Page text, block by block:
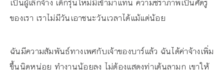
เป็นผู้เลิกจ้าง เด็กรุ่นใหม่มีเข้ามาแทน ความชราภาพเป็นศัตรู
ของเรา เราไม่มีวันเอาชนะวันเวลาได้แม้แต่น้อย
ฉันมีความสัมพันธ์ทางเพศกับเจ้าของบาร์แล้ว ฉันได้ค่าจ้างเพิ่ม
ขึ้นนิดหน่อย ทำงานน้อยลง ไม่ต้องแสดงท่าเต้นลามก เขาให้